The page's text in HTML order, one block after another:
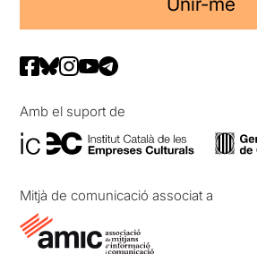
Amb el suport de
Mitjà de comunicació associat a